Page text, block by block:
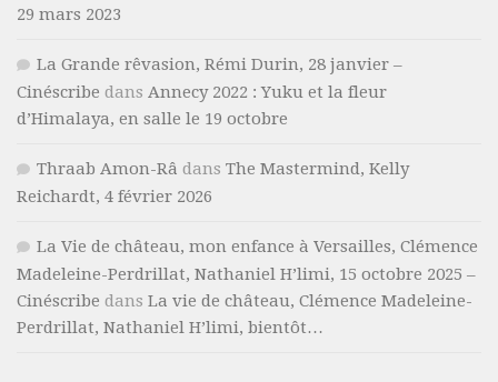
29 mars 2023
La Grande rêvasion, Rémi Durin, 28 janvier –
Cinéscribe dans Annecy 2022 : Yuku et la fleur
d’Himalaya, en salle le 19 octobre
Thraab Amon-Râ dans The Mastermind, Kelly
Reichardt, 4 février 2026
La Vie de château, mon enfance à Versailles, Clémence
Madeleine-Perdrillat, Nathaniel H’limi, 15 octobre 2025 –
Cinéscribe dans La vie de château, Clémence Madeleine-
Perdrillat, Nathaniel H’limi, bientôt…